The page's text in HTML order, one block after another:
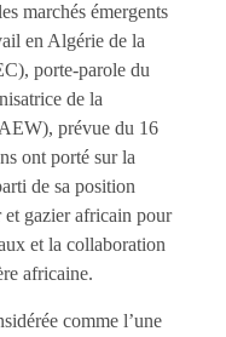
marchés émergents
en Algérie de la
porte-parole du
de la
prévue du 16
ont porté sur la
de sa position
et gazier africain pour
et la collaboration
africaine.
comme l’une